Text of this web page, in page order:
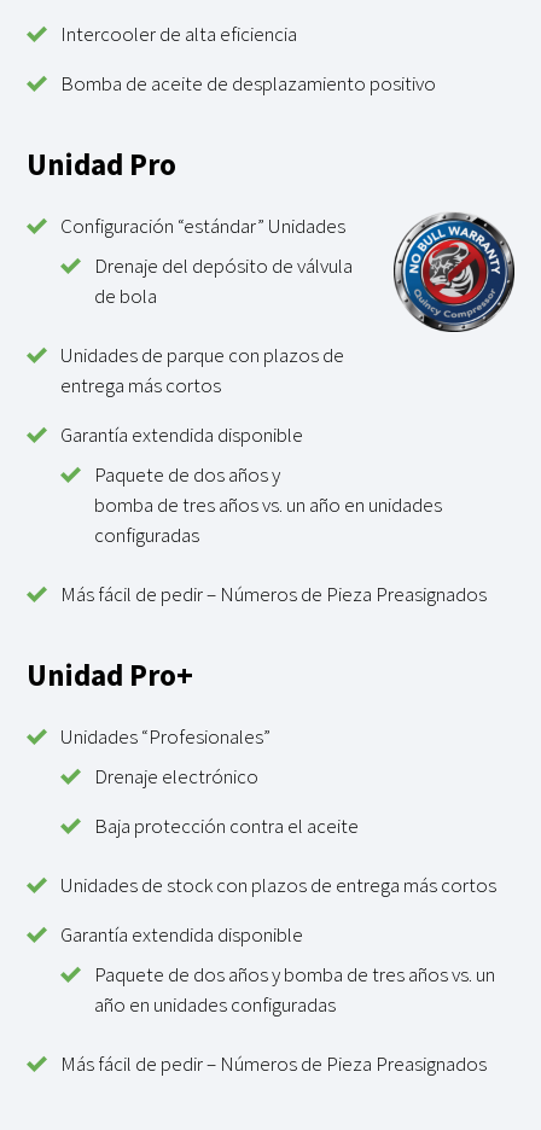
Intercooler de alta eficiencia
Bomba de aceite de desplazamiento positivo
Unidad Pro
Configuración “estándar” Unidades
Drenaje del depósito de válvula
de bola
Unidades de parque con plazos de
entrega más cortos
Garantía extendida disponible
Paquete de dos años y
bomba de tres años vs. un año en unidades
configuradas
Más fácil de pedir – Números de Pieza Preasignados
Unidad Pro+
Unidades “Profesionales”
Drenaje electrónico
Baja protección contra el aceite
Unidades de stock con plazos de entrega más cortos
Garantía extendida disponible
Paquete de dos años y bomba de tres años vs. un
año en unidades configuradas
Más fácil de pedir – Números de Pieza Preasignados